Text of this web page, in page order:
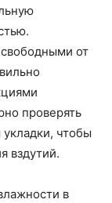
от
проверять
чтобы
вздутий.
в